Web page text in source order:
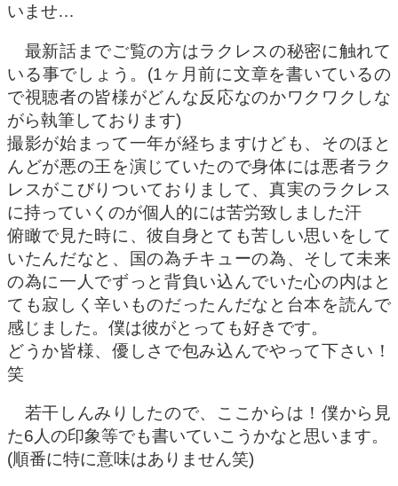
いませ…
最新話までご覧の方はラクレスの秘密に触れて
いる事でしょう。(1ヶ月前に文章を書いているの
で視聴者の皆様がどんな反応なのかワクワクしな
がら執筆しております)
撮影が始まって一年が経ちますけども、そのほと
んどが悪の王を演じていたので身体には悪者ラク
レスがこびりついておりまして、真実のラクレス
に持っていくのが個人的には苦労致しました汗
俯瞰で見た時に、彼自身とても苦しい思いをして
いたんだなと、国の為チキューの為、そして未来
の為に一人でずっと背負い込んでいた心の内はと
ても寂しく辛いものだったんだなと台本を読んで
感じました。僕は彼がとっても好きです。
どうか皆様、優しさで包み込んでやって下さい！
笑
若干しんみりしたので、ここからは！僕から見
た6人の印象等でも書いていこうかなと思います。
(順番に特に意味はありません笑)